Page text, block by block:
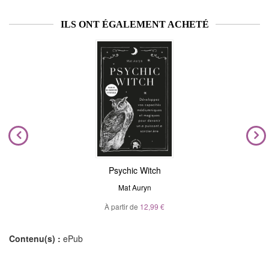
ILS ONT ÉGALEMENT ACHETÉ
Psychic Witch
Mat Auryn
À partir de 12,99 €
Contenu(s) : ePub